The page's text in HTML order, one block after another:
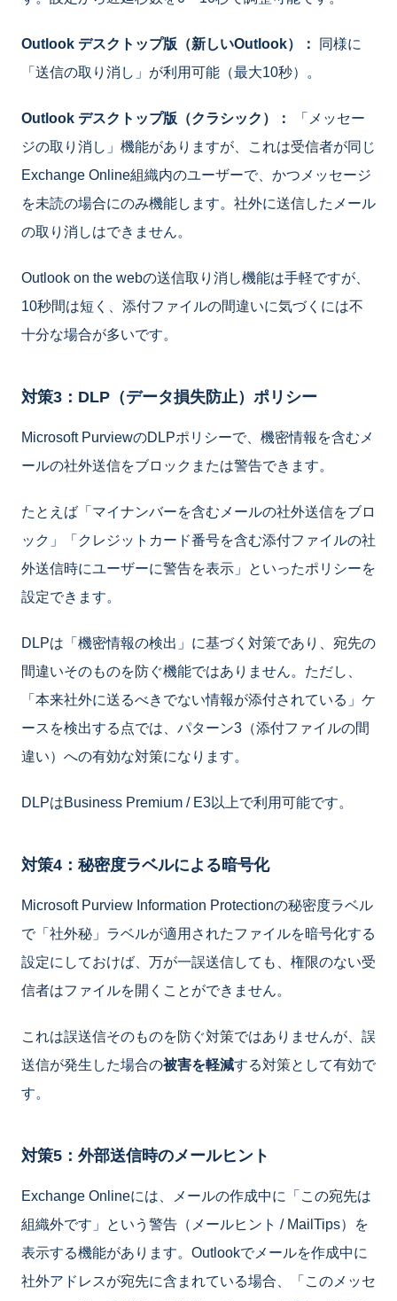
Outlook デスクトップ版（新しいOutlook）：
同様に
「送信の取り消し」が利用可能（最大10秒）。
Outlook デスクトップ版（クラシック）：
「メッセー
ジの取り消し」機能がありますが、これは受信者が同じ
Exchange Online組織内のユーザーで、かつメッセージ
を未読の場合にのみ機能します。社外に送信したメール
の取り消しはできません。
Outlook on the webの送信取り消し機能は手軽ですが、
10秒間は短く、添付ファイルの間違いに気づくには不
十分な場合が多いです。
対策3：DLP（データ損失防止）ポリシー
Microsoft PurviewのDLPポリシーで、機密情報を含むメ
ールの社外送信をブロックまたは警告できます。
たとえば「マイナンバーを含むメールの社外送信をブロ
ック」「クレジットカード番号を含む添付ファイルの社
外送信時にユーザーに警告を表示」といったポリシーを
設定できます。
DLPは「機密情報の検出」に基づく対策であり、宛先の
間違いそのものを防ぐ機能ではありません。ただし、
「本来社外に送るべきでない情報が添付されている」ケ
ースを検出する点では、パターン3（添付ファイルの間
違い）への有効な対策になります。
DLPはBusiness Premium / E3以上で利用可能です。
対策4：秘密度ラベルによる暗号化
Microsoft Purview Information Protectionの秘密度ラベル
で「社外秘」ラベルが適用されたファイルを暗号化する
設定にしておけば、万が一誤送信しても、権限のない受
信者はファイルを開くことができません。
これは誤送信そのものを防ぐ対策ではありませんが、誤
送信が発生した場合の被害を軽減する対策として有効で
す。
対策5：外部送信時のメールヒント
Exchange Onlineには、メールの作成中に「この宛先は
組織外です」という警告（メールヒント / MailTips）を
表示する機能があります。Outlookでメールを作成中に
社外アドレスが宛先に含まれている場合、「このメッセ